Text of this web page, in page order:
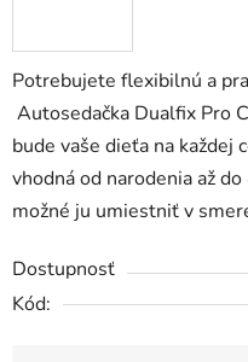
Potrebujete flexibilnú a
Autosedačka Dualfix Pro
bude vaše dieťa na každej
vhodná od narodenia až
možné ju umiestniť v
Dostupnosť
Kód: